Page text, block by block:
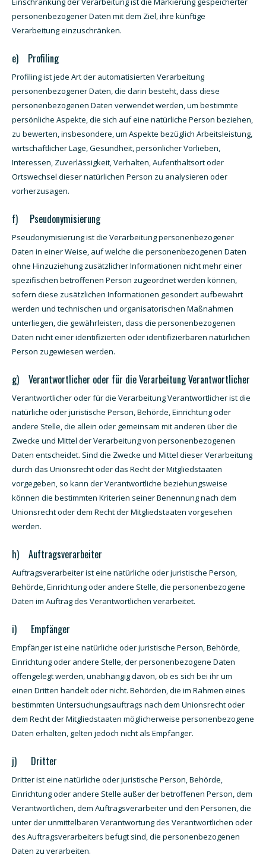
personenbezogener Daten mit dem Ziel, ihre künftige
Verarbeitung einzuschränken.
e) Profiling
Profiling ist jede Art der automatisierten Verarbeitung
personenbezogener Daten, die darin besteht, dass diese
personenbezogenen Daten verwendet werden, um bestimmte
persönliche Aspekte, die sich auf eine natürliche Person beziehen,
zu bewerten, insbesondere, um Aspekte bezüglich Arbeitsleistung,
wirtschaftlicher Lage, Gesundheit, persönlicher Vorlieben,
Interessen, Zuverlässigkeit, Verhalten, Aufenthaltsort oder
Ortswechsel dieser natürlichen Person zu analysieren oder
vorherzusagen.
f) Pseudonymisierung
Pseudonymisierung ist die Verarbeitung personenbezogener
Daten in einer Weise, auf welche die personenbezogenen Daten
ohne Hinzuziehung zusätzlicher Informationen nicht mehr einer
spezifischen betroffenen Person zugeordnet werden können,
sofern diese zusätzlichen Informationen gesondert aufbewahrt
werden und technischen und organisatorischen Maßnahmen
unterliegen, die gewährleisten, dass die personenbezogenen
Daten nicht einer identifizierten oder identifizierbaren natürlichen
Person zugewiesen werden.
g) Verantwortlicher oder für die Verarbeitung Verantwortlicher
Verantwortlicher oder für die Verarbeitung Verantwortlicher ist die
natürliche oder juristische Person, Behörde, Einrichtung oder
andere Stelle, die allein oder gemeinsam mit anderen über die
Zwecke und Mittel der Verarbeitung von personenbezogenen
Daten entscheidet. Sind die Zwecke und Mittel dieser Verarbeitung
durch das Unionsrecht oder das Recht der Mitgliedstaaten
vorgegeben, so kann der Verantwortliche beziehungsweise
können die bestimmten Kriterien seiner Benennung nach dem
Unionsrecht oder dem Recht der Mitgliedstaaten vorgesehen
werden.
h) Auftragsverarbeiter
Auftragsverarbeiter ist eine natürliche oder juristische Person,
Behörde, Einrichtung oder andere Stelle, die personenbezogene
Daten im Auftrag des Verantwortlichen verarbeitet.
i) Empfänger
Empfänger ist eine natürliche oder juristische Person, Behörde,
Einrichtung oder andere Stelle, der personenbezogene Daten
offengelegt werden, unabhängig davon, ob es sich bei ihr um
einen Dritten handelt oder nicht. Behörden, die im Rahmen eines
bestimmten Untersuchungsauftrags nach dem Unionsrecht oder
dem Recht der Mitgliedstaaten möglicherweise personenbezogene
Daten erhalten, gelten jedoch nicht als Empfänger.
j) Dritter
Dritter ist eine natürliche oder juristische Person, Behörde,
Einrichtung oder andere Stelle außer der betroffenen Person, dem
Verantwortlichen, dem Auftragsverarbeiter und den Personen, die
unter der unmittelbaren Verantwortung des Verantwortlichen oder
des Auftragsverarbeiters befugt sind, die personenbezogenen
Daten zu verarbeiten.